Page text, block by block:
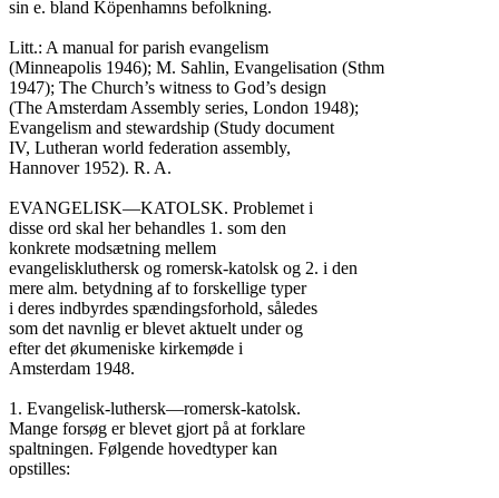
sin e. bland Köpenhamns befolkning.
Litt.: A manual for parish evangelism
(Minneapolis 1946); M. Sahlin, Evangelisation (Sthm
1947); The Church’s witness to God’s design
(The Amsterdam Assembly series, London 1948);
Evangelism and stewardship (Study document
IV, Lutheran world federation assembly,
Hannover 1952). R. A.
EVANGELISK—KATOLSK. Problemet i
disse ord skal her behandles 1. som den
konkrete modsætning mellem
evangeliskluthersk og romersk-katolsk og 2. i den
mere alm. betydning af to forskellige typer
i deres indbyrdes spændingsforhold, således
som det navnlig er blevet aktuelt under og
efter det økumeniske kirkemøde i
Amsterdam 1948.
1. Evangelisk-luthersk—romersk-katolsk.
Mange forsøg er blevet gjort på at forklare
spaltningen. Følgende hovedtyper kan
opstilles: